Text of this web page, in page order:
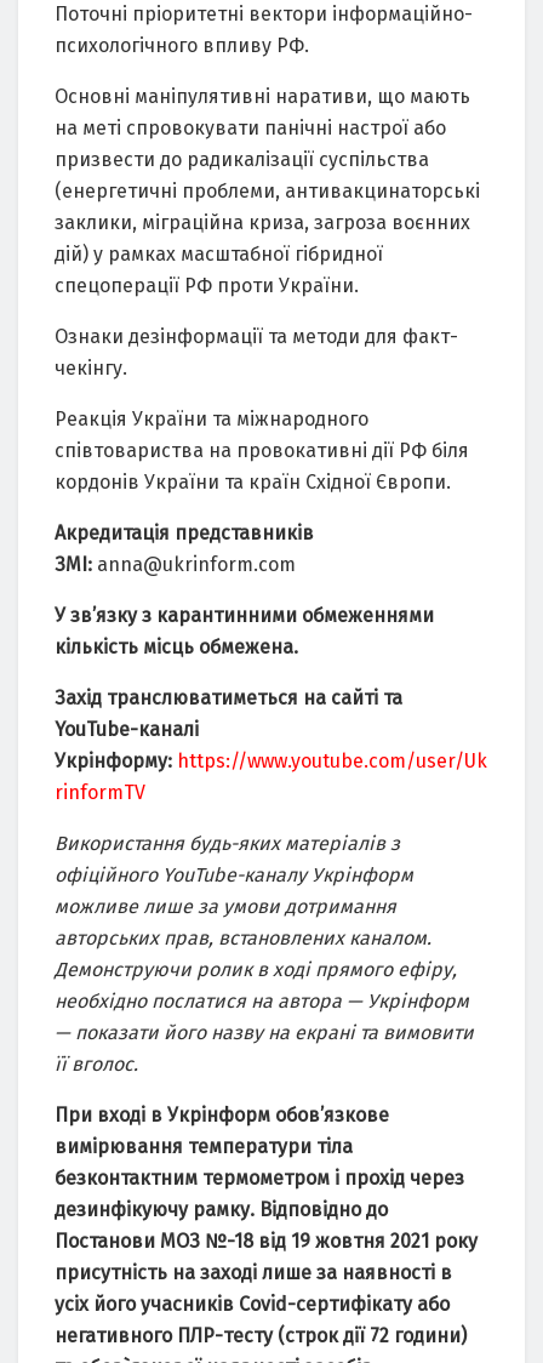
Поточні пріоритетні вектори інформаційно-
психологічного впливу РФ.
Основні маніпулятивні наративи, що мають
на меті спровокувати панічні настрої або
призвести до радикалізації суспільства
(енергетичні проблеми, антивакцинаторські
заклики, міграційна криза, загроза воєнних
дій) у рамках масштабної гібридної
спецоперації РФ проти України.
Ознаки дезінформації та методи для факт-
чекінгу.
Реакція України та міжнародного
співтовариства на провокативні дії РФ біля
кордонів України та країн Східної Європи.
Акредитація представників
ЗМІ: anna@ukrinform.com
У зв’язку з карантинними обмеженнями
кількість місць обмежена.
Захід транслюватиметься на сайті та
YouTube-каналі
Укрінформу: https://www.youtube.com/user/Uk
rinformTV
Використання будь-яких матеріалів з
офіційного YouTube-каналу Укрінформ
можливе лише за умови дотримання
авторських прав, встановлених каналом.
Демонструючи ролик в ході прямого ефіру,
необхідно послатися на автора — Укрінформ
— показати його назву на екрані та вимовити
її вголос.
При вході в Укрінформ обов’язкове
вимірювання температури тіла
безконтактним термометром і прохід через
дезинфікуючу рамку. Відповідно до
Постанови МОЗ №-18 від 19 жовтня 2021 року
присутність на заході лише за наявності в
усіх його учасників Covid-cертифікату або
негативного ПЛР-тесту (строк дії 72 години)